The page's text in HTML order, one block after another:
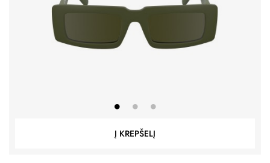
Į KREPŠELĮ